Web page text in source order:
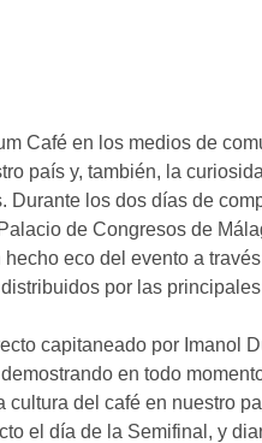
Café en los medios de
país y, también, la
Durante los dos días de
de Congresos de
eco del evento a
por las
capitaneado por Imanol
en todo
cultura del café en nuestro
el día de la Semifinal, y